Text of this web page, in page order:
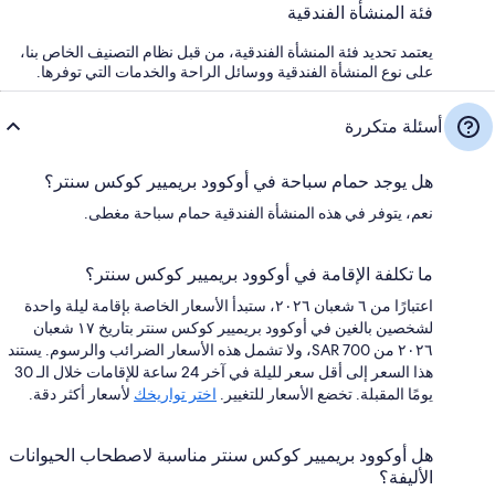
فئة المنشأة الفندقية
يعتمد تحديد فئة المنشأة الفندقية، من قبل نظام التصنيف الخاص بنا،
على نوع المنشأة الفندقية ووسائل الراحة والخدمات التي توفرها.
أسئلة متكررة
هل يوجد حمام سباحة في أوكوود بريميير كوكس سنتر؟
نعم، يتوفر في هذه المنشأة الفندقية حمام سباحة مغطى.
ما تكلفة الإقامة في أوكوود بريميير كوكس سنتر؟
اعتبارًا من ٦ شعبان ٢٠٢٦، ستبدأ الأسعار الخاصة بإقامة ليلة واحدة
لشخصين بالغين في أوكوود بريميير كوكس سنتر بتاريخ ١٧ شعبان
٢٠٢٦ من SAR 700، ولا تشمل هذه الأسعار الضرائب والرسوم. يستند
هذا السعر إلى أقل سعر لليلة في آخر 24 ساعة للإقامات خلال الـ 30
يومًا المقبلة. تخضع الأسعار للتغيير. اختر تواريخك لأسعار أكثر دقة.
هل أوكوود بريميير كوكس سنتر مناسبة لاصطحاب الحيوانات
الأليفة؟